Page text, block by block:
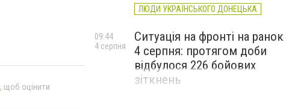
, щоб оцінити
ЛЮДИ УКРАЇНСЬКОГО ДОНЕЦЬКА
Ситуація на фронті на ранок
4 серпня: протягом доби
відбулося 226 бойових
зіткнень
09:44
4 серпня